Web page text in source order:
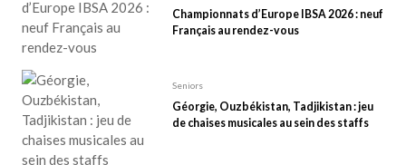
Championnats d’Europe IBSA 2026 : neuf
Français au rendez-vous
Seniors
Géorgie, Ouzbékistan, Tadjikistan : jeu
de chaises musicales au sein des staffs